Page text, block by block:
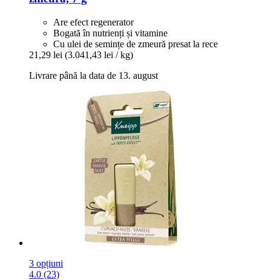
Are efect regenerator
Bogată în nutrienți și vitamine
Cu ulei de semințe de zmeură presat la rece
21,29 lei (3.041,43 lei / kg)
Livrare până la data de 13. august
3 opțiuni
4.0 (23)